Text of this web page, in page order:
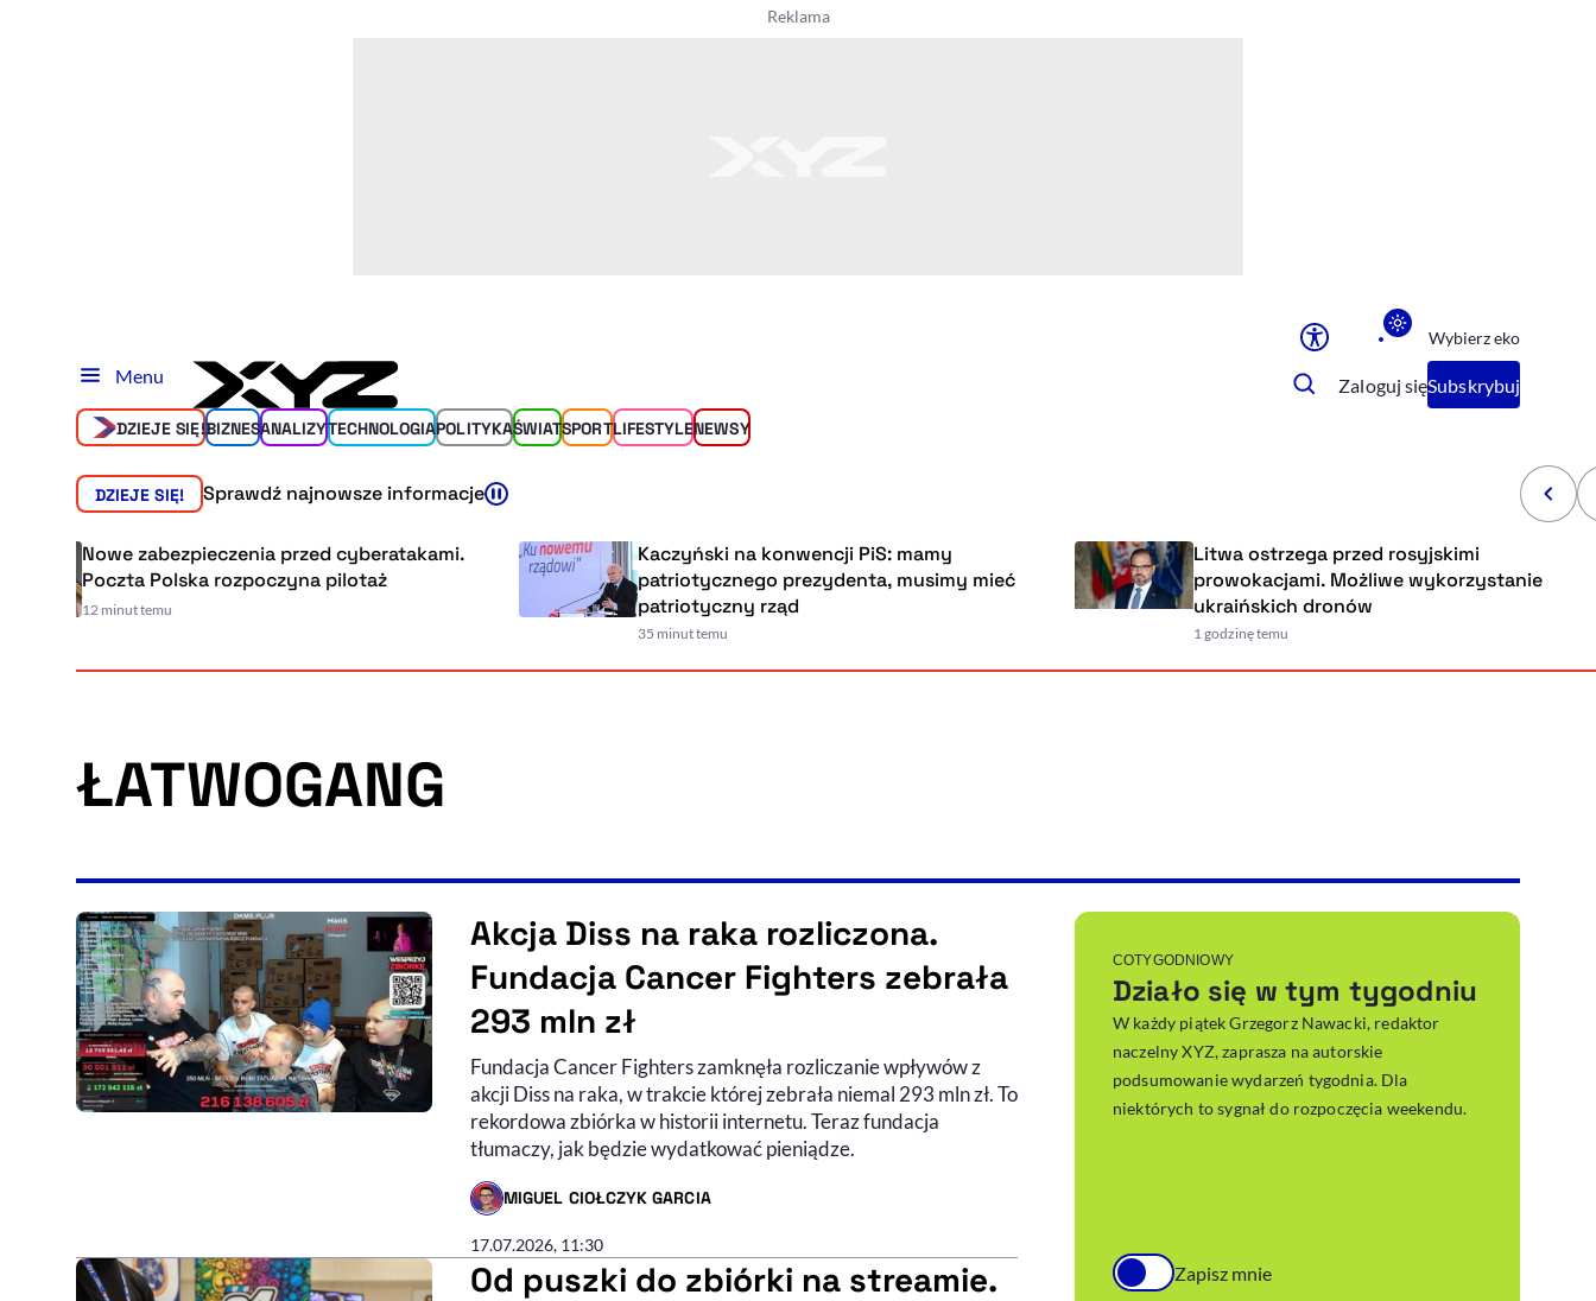
Powiększenie kursora
Sprawdź, jak i dlaczego zwiększamy dostępność, otwiera się w nowym
Deklaracja dostępności
, otwiera się w
Wybierz eko
Menu Zaloguj sięSubskrybuj
DZIEJE SIĘ!BIZNESANALIZYTECHNOLOGIAPOLITYKAŚWIATSPORTLIFESTYLENEWSY
DZIEJE SIĘ! Sprawdź najnowsze informacje
Nowe zabezpieczenia przed cyberatakami.
Poczta Polska rozpoczyna pilotaż
12 minut temu
Kaczyński na konwencji PiS: mamy
patriotycznego prezydenta, musimy mieć
patriotyczny rząd
35 minut temu
Litwa ostrzega przed rosyjskimi
prowokacjami. Możliwe wykorzystanie
ukraińskich dronów
1 godzinę temu
ŁATWOGANG
Akcja Diss na raka rozliczona.
Fundacja Cancer Fighters zebrała
293 mln zł
Fundacja Cancer Fighters zamknęła rozliczanie wpływów z
akcji Diss na raka, w trakcie której zebrała niemal 293 mln zł. To
rekordowa zbiórka w historii internetu. Teraz fundacja
tłumaczy, jak będzie wydatkować pieniądze.
MIGUEL CIOŁCZYK GARCIA
- AUTOR ARTYKUŁU - PROFIL
17.07.2026, 11:30
Od puszki do zbiórki na streamie.